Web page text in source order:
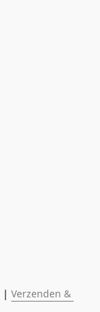
| Verzenden &